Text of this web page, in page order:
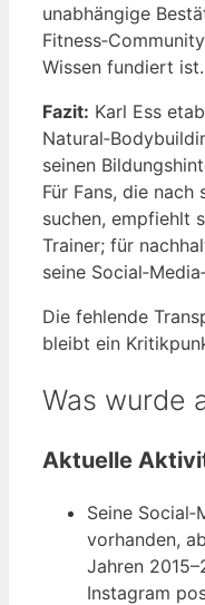
unabhängige
Wissen fundiert ist.
Fazit: Karl Ess
seinen
Für Fans, die nach
suchen, empfiehlt
Trainer; für
seine
Die fehlende
bleibt ein
Was wurde
Aktuelle
Seine
vorhanden,
Jahren
Instagram